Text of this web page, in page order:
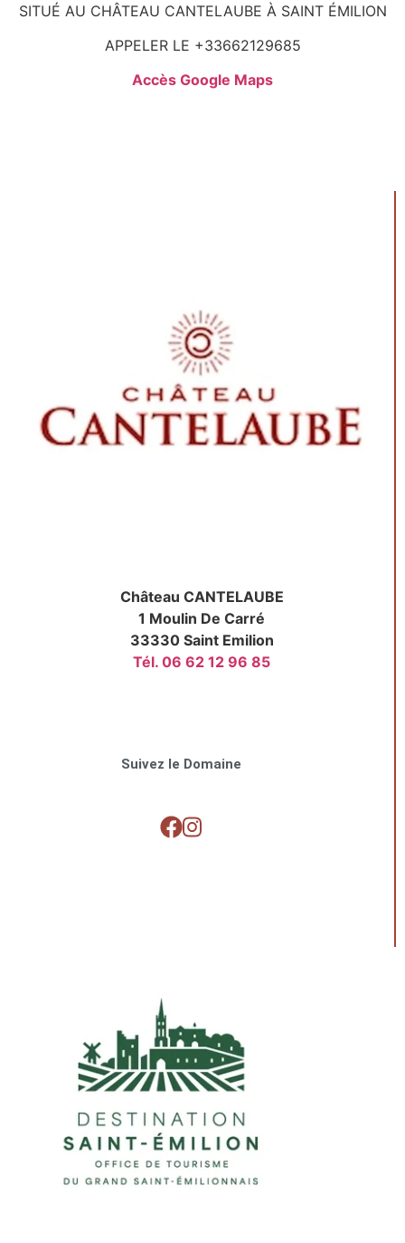
SITUÉ AU CHÂTEAU CANTELAUBE À SAINT ÉMILION
APPELER LE +33662129685
Accès Google Maps
Château CANTELAUBE
1 Moulin De Carré
33330 Saint Emilion
Tél. 06 62 12 96 85
Suivez le Domaine